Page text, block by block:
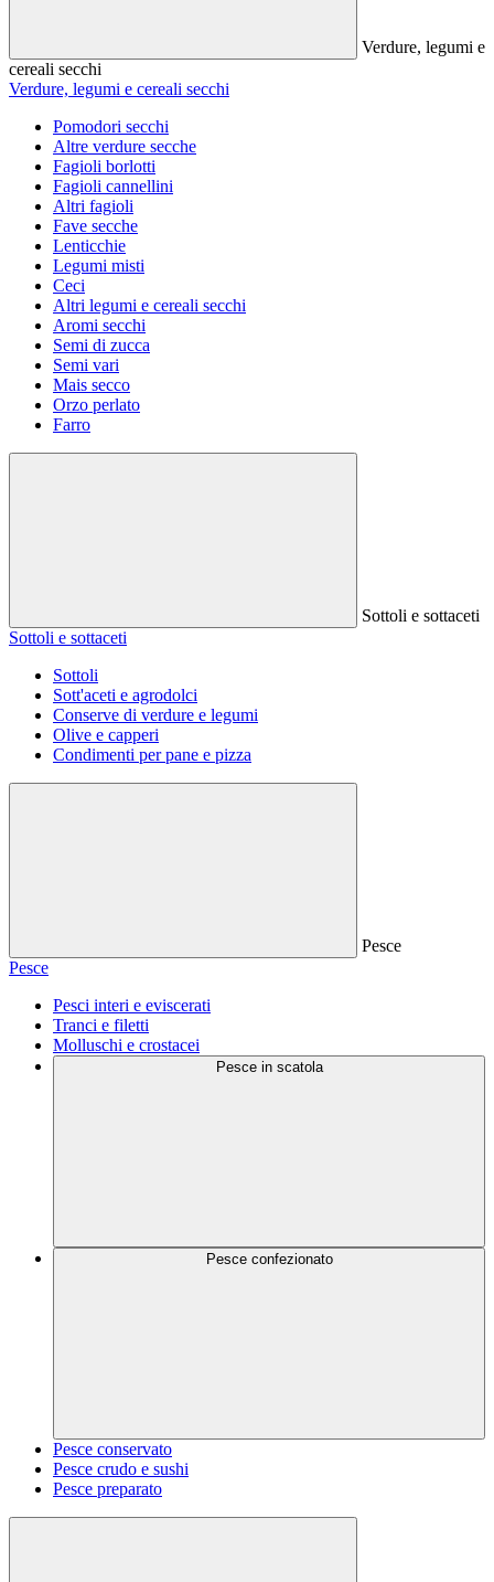
Verdure, legumi e
cereali secchi
Verdure, legumi e cereali secchi
Pomodori secchi
Altre verdure secche
Fagioli borlotti
Fagioli cannellini
Altri fagioli
Fave secche
Lenticchie
Legumi misti
Ceci
Altri legumi e cereali secchi
Aromi secchi
Semi di zucca
Semi vari
Mais secco
Orzo perlato
Farro
Sottoli e sottaceti
Sottoli e sottaceti
Sottoli
Sott'aceti e agrodolci
Conserve di verdure e legumi
Olive e capperi
Condimenti per pane e pizza
Pesce
Pesce
Pesci interi e eviscerati
Tranci e filetti
Molluschi e crostacei
Pesce in scatola
Pesce confezionato
Pesce conservato
Pesce crudo e sushi
Pesce preparato